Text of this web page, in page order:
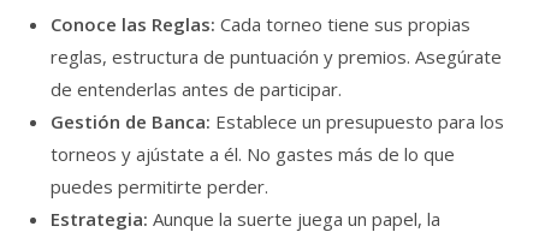
Conoce las Reglas: Cada torneo tiene sus propias
reglas, estructura de puntuación y premios. Asegúrate
de entenderlas antes de participar.
Gestión de Banca: Establece un presupuesto para los
torneos y ajústate a él. No gastes más de lo que
puedes permitirte perder.
Estrategia: Aunque la suerte juega un papel, la